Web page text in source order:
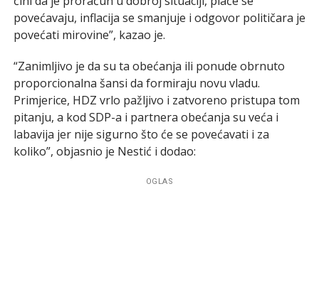
povećavaju, inflacija se smanjuje i odgovor političara je
povećati mirovine”, kazao je.
“Zanimljivo je da su ta obećanja ili ponude obrnuto
proporcionalna šansi da formiraju novu vladu.
Primjerice, HDZ vrlo pažljivo i zatvoreno pristupa tom
pitanju, a kod SDP-a i partnera obećanja su veća i
labavija jer nije sigurno što će se povećavati i za
koliko”, objasnio je Nestić i dodao:
OGLAS